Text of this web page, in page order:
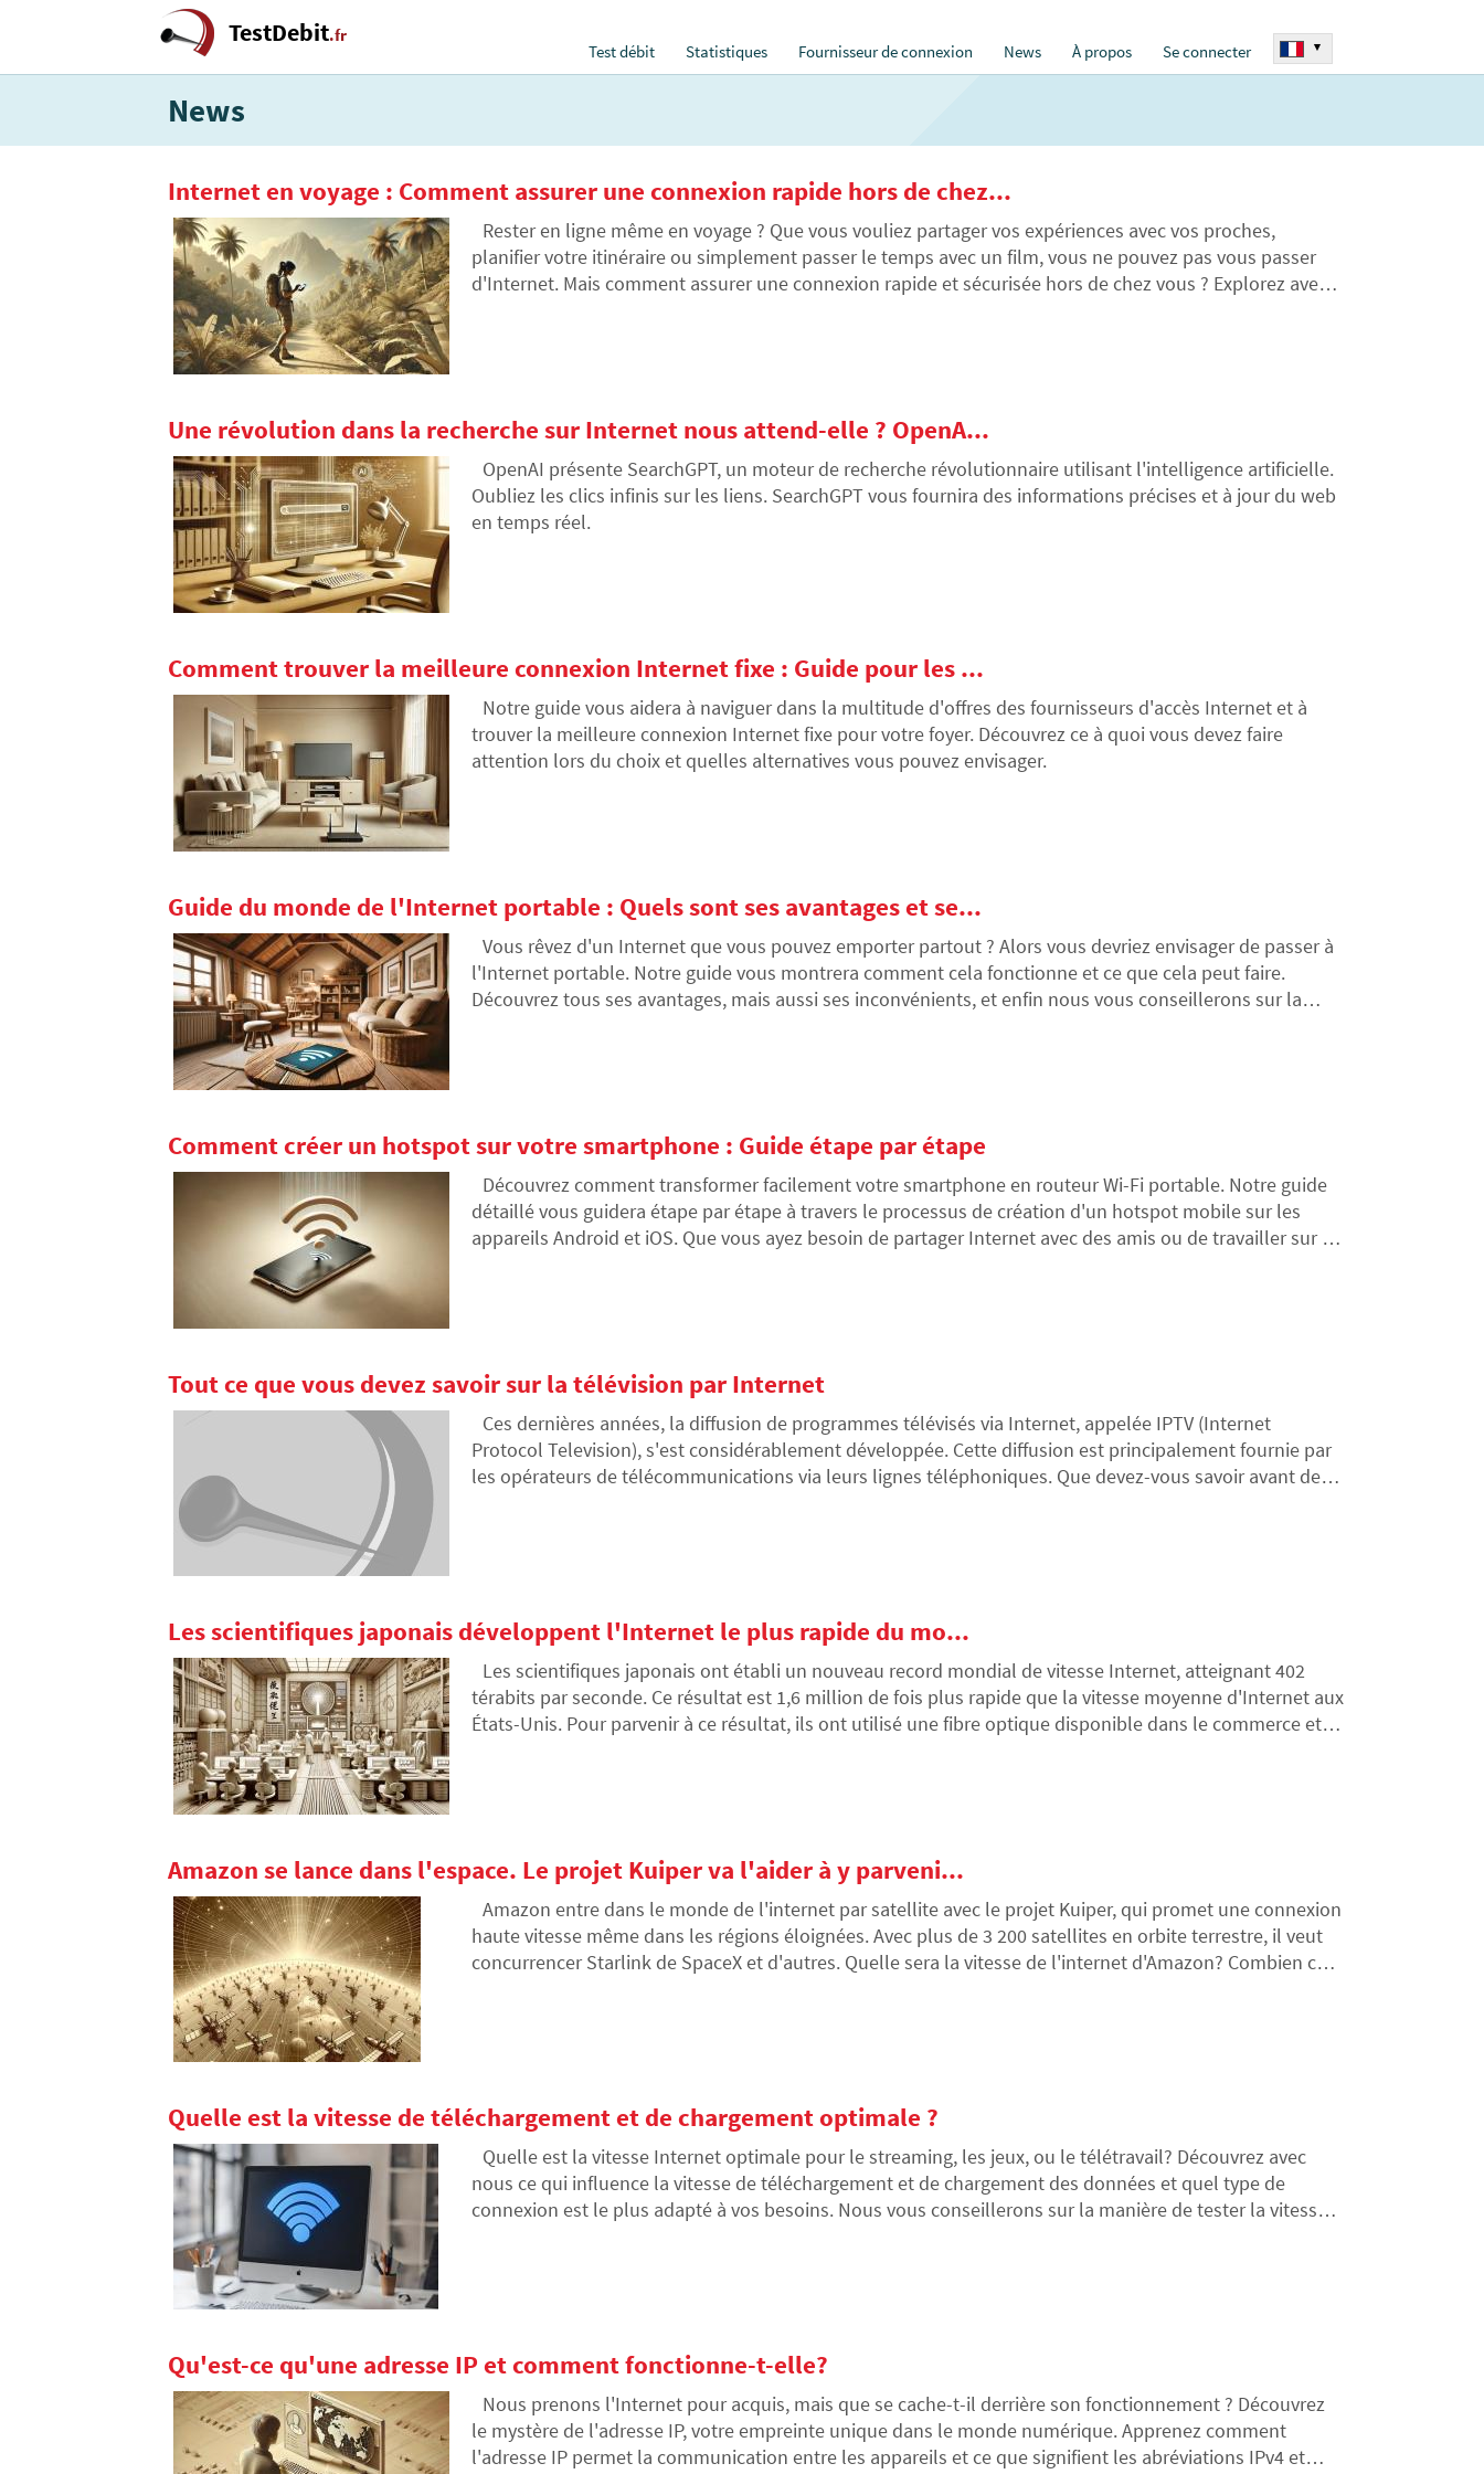
TestDebit.fr
Test débit Statistiques Fournisseur de connexion News À propos Se connecter ▾
News
Internet en voyage : Comment assurer une connexion rapide hors de chez...
Rester en ligne même en voyage ? Que vous vouliez partager vos expériences avec vos proches,
planifier votre itinéraire ou simplement passer le temps avec un film, vous ne pouvez pas vous passer
d'Internet. Mais comment assurer une connexion rapide et sécurisée hors de chez vous ? Explorez avec
Une révolution dans la recherche sur Internet nous attend-elle ? OpenA...
OpenAI présente SearchGPT, un moteur de recherche révolutionnaire utilisant l'intelligence artificielle.
Oubliez les clics infinis sur les liens. SearchGPT vous fournira des informations précises et à jour du web
en temps réel.
Comment trouver la meilleure connexion Internet fixe : Guide pour les ...
Notre guide vous aidera à naviguer dans la multitude d'offres des fournisseurs d'accès Internet et à
trouver la meilleure connexion Internet fixe pour votre foyer. Découvrez ce à quoi vous devez faire
attention lors du choix et quelles alternatives vous pouvez envisager.
Guide du monde de l'Internet portable : Quels sont ses avantages et se...
Vous rêvez d'un Internet que vous pouvez emporter partout ? Alors vous devriez envisager de passer à
l'Internet portable. Notre guide vous montrera comment cela fonctionne et ce que cela peut faire.
Découvrez tous ses avantages, mais aussi ses inconvénients, et enfin nous vous conseillerons sur la
Comment créer un hotspot sur votre smartphone : Guide étape par étape
Découvrez comment transformer facilement votre smartphone en routeur Wi-Fi portable. Notre guide
détaillé vous guidera étape par étape à travers le processus de création d'un hotspot mobile sur les
appareils Android et iOS. Que vous ayez besoin de partager Internet avec des amis ou de travailler sur un
Tout ce que vous devez savoir sur la télévision par Internet
Ces dernières années, la diffusion de programmes télévisés via Internet, appelée IPTV (Internet
Protocol Television), s'est considérablement développée. Cette diffusion est principalement fournie par
les opérateurs de télécommunications via leurs lignes téléphoniques. Que devez-vous savoir avant de
Les scientifiques japonais développent l'Internet le plus rapide du mo...
Les scientifiques japonais ont établi un nouveau record mondial de vitesse Internet, atteignant 402
térabits par seconde. Ce résultat est 1,6 million de fois plus rapide que la vitesse moyenne d'Internet aux
États-Unis. Pour parvenir à ce résultat, ils ont utilisé une fibre optique disponible dans le commerce et
Amazon se lance dans l'espace. Le projet Kuiper va l'aider à y parveni...
Amazon entre dans le monde de l'internet par satellite avec le projet Kuiper, qui promet une connexion
haute vitesse même dans les régions éloignées. Avec plus de 3 200 satellites en orbite terrestre, il veut
concurrencer Starlink de SpaceX et d'autres. Quelle sera la vitesse de l'internet d'Amazon? Combien cela
Quelle est la vitesse de téléchargement et de chargement optimale ?
Quelle est la vitesse Internet optimale pour le streaming, les jeux, ou le télétravail? Découvrez avec
nous ce qui influence la vitesse de téléchargement et de chargement des données et quel type de
connexion est le plus adapté à vos besoins. Nous vous conseillerons sur la manière de tester la vitesse
Qu'est-ce qu'une adresse IP et comment fonctionne-t-elle?
Nous prenons l'Internet pour acquis, mais que se cache-t-il derrière son fonctionnement ? Découvrez
le mystère de l'adresse IP, votre empreinte unique dans le monde numérique. Apprenez comment
l'adresse IP permet la communication entre les appareils et ce que signifient les abréviations IPv4 et